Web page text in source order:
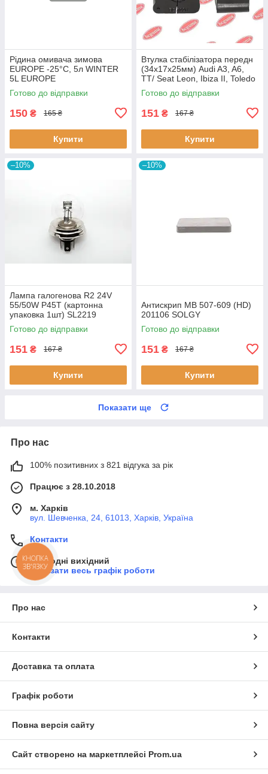
Рідина омивача зимова
EUROPE -25°C, 5л WINTER
5L EUROPE
Готово до відправки
150 ₴ 165 ₴
Купити
Втулка стабілізатора передн
(34х17х25мм) Audi A3, A6,
TT/ Seat Leon, Ibiza II, Toledo
II (BC0226) BCGUMA BC0226
BC GUMA
Готово до відправки
151 ₴ 167 ₴
Купити
–10%
Лампа галогенова R2 24V
55/50W P45T (картонна
упаковка 1шт) SL2219
SHAFER
Готово до відправки
151 ₴ 167 ₴
Купити
–10%
Антискрип MB 507-609 (HD)
201106 SOLGY
Готово до відправки
151 ₴ 167 ₴
Купити
Показати ще
Про нас
100% позитивних з 821 відгука за рік
Працює з 28.10.2018
м. Харків
вул. Шевченка, 24, 61013, Харків, Україна
Контакти
Сьогодні вихідний
Показати весь графік роботи
Про нас
Контакти
Доставка та оплата
Графік роботи
Повна версія сайту
Сайт створено на маркетплейсі Prom.ua
КНОПКА
ЗВ'ЯЗКУ